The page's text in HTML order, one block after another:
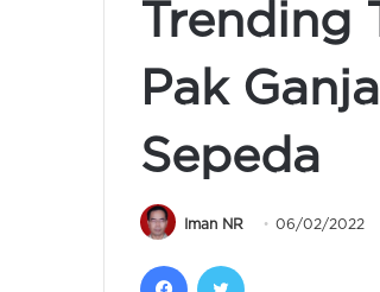
Trending
Pak
Sepeda
Iman NR 06/02/2022
Facebook